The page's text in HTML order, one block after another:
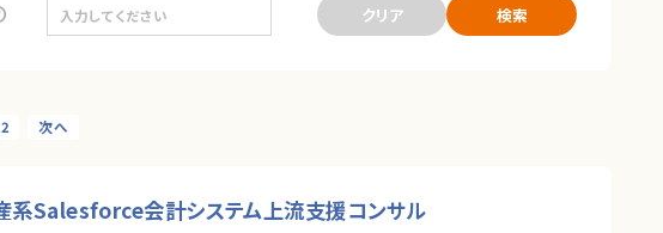
クリア 検索
2
系Salesforce会計システム上流支援コンサル